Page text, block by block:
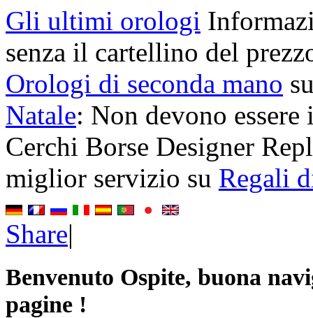
Gli ultimi orologi
senza il cartellino del
Orologi di seconda mano
Natale: Non devono
Cerchi Borse Designer
miglior servizio su Regali
Share|
Benvenuto Ospite, buona
pagine !